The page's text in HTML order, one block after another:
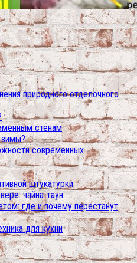
природного отделочного
стенам
зимы?
современных
штукатурки
чайна-таун
где и почему перестанут
для кухни